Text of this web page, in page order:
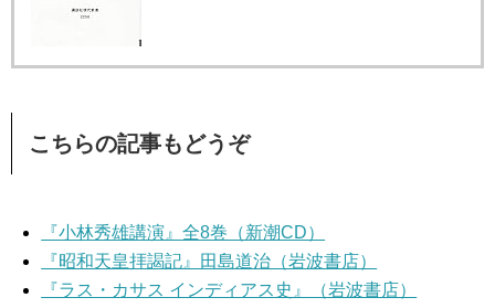
こちらの記事もどうぞ
『小林秀雄講演』全8巻（新潮CD）
『昭和天皇拝謁記』田島道治（岩波書店）
『ラス・カサス インディアス史』（岩波書店）